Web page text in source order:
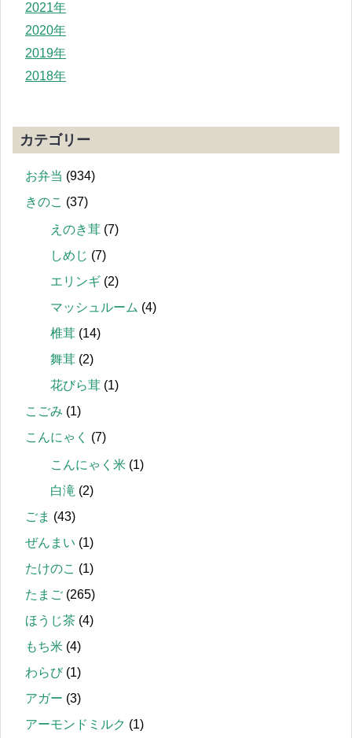
2021年
2020年
2019年
2018年
カテゴリー
お弁当 (934)
きのこ (37)
えのき茸 (7)
しめじ (7)
エリンギ (2)
マッシュルーム (4)
椎茸 (14)
舞茸 (2)
花びら茸 (1)
こごみ (1)
こんにゃく
(7)
こんにゃく米 (1)
白滝 (2)
ごま (43)
ぜんまい (1)
たけのこ (1)
たまご (265)
ほうじ茶 (4)
もち米 (4)
わらび(1)
アガー (3)
アーモンドミルク (1)